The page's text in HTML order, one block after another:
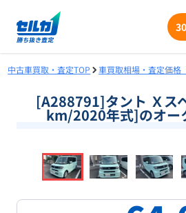
中古車買取・査定TOP 車買取相場・査定価
[A288791]タント Ｘス
km/2020年式]のオー